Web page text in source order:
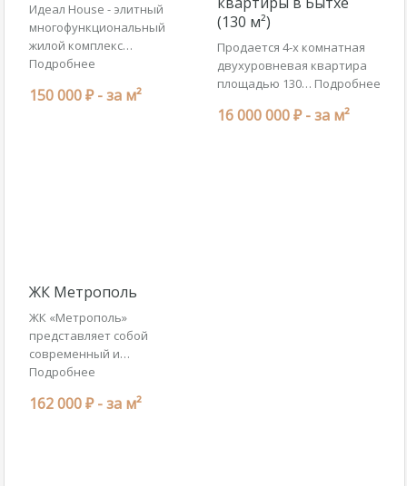
Идеал House - элитный
многофункциональный
жилой комплекс…
Подробнее
150 000 ₽ -за м²
(130 м²)
Продается 4-х комнатная
двухуровневая квартира
площадью 130… Подробнее
16 000 000 ₽ -за м²
ЖК Метрополь
ЖК «Метрополь»
представляет собой
современный и…
Подробнее
162 000 ₽ -за м²